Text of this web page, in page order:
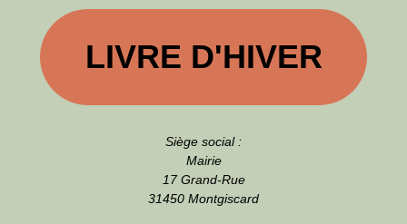
LIVRE D'HIVER
Siège social :
Mairie
17 Grand-Rue
31450 Montgiscard